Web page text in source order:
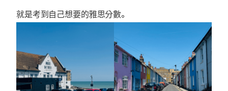
就是考到自己想要的雅思分數。